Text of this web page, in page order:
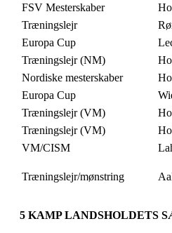
FSV Mesterskaber
Træningslejr
Europa Cup
Træningslejr (NM)
Nordiske mesterskaber
Europa Cup
Træningslejr (VM)
Træningslejr (VM)
VM/CISM
Træningslejr/mønstring
5 KAMP LANDSHOLDETS